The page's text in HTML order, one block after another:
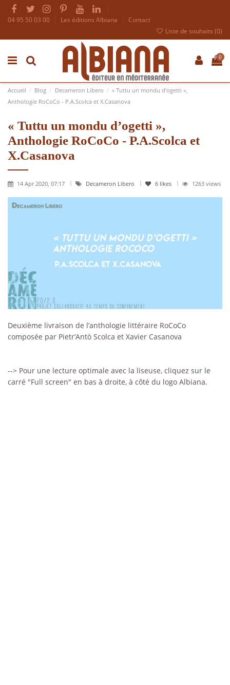
04 95 50 03 00 Les éditions Albiana
Contact
Liste de souhaits (0)
0
Accueil Blog Decameron Libero
« Tuttu un mondu d’ogetti »,
Anthologie RoCoCo - P.A.Scolca et X.Casanova
« Tuttu un mondu d’ogetti »,
Anthologie RoCoCo - P.A.Scolca et
X.Casanova
14 Apr 2020, 07:17 Decameron Libero 6 likes 1263 views
Deuxième livraison de l’anthologie littéraire RoCoCo
composée par Pietr’Antò Scolca et Xavier Casanova
--> Pour une lecture optimale avec la liseuse, cliquez sur le
carré "Full screen" en bas à droite, à côté du logo Albiana.